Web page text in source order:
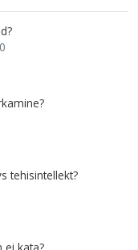
tehisintellekt?